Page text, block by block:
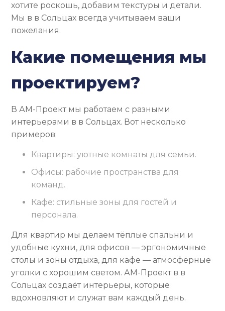
хотите роскошь, добавим текстуры и детали.
Мы в в Сольцах всегда учитываем ваши
пожелания.
Какие помещения мы
проектируем?
В АМ-Проект мы работаем с разными
интерьерами в в Сольцах. Вот несколько
примеров:
Квартиры: уютные комнаты для семьи.
Офисы: рабочие пространства для
команд.
Кафе: стильные зоны для гостей и
персонала.
Для квартир мы делаем тёплые спальни и
удобные кухни, для офисов — эргономичные
столы и зоны отдыха, для кафе — атмосферные
уголки с хорошим светом. АМ-Проект в в
Сольцах создаёт интерьеры, которые
вдохновляют и служат вам каждый день.